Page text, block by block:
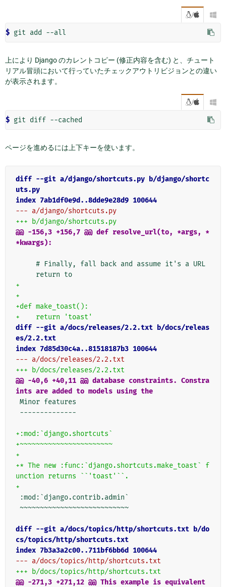
/ 
$
上により Django のカレントコピー (修正内容を含む) と、チュート
リアル冒頭において行っていたチェックアウトリビジョンとの違い
が表示されます。
/ 
$
ページを進めるには上下キーを使います。
diff --git a/django/shortcuts.py b/django/shortc
uts.py
index 7ab1df0e9d..8dde9e28d9 100644
--- a/django/shortcuts.py
+++ b/django/shortcuts.py
@@ -156,3 +156,7 @@ def resolve_url(to, *args, *
*kwargs):
+
+
+def make_toast():
+    return 'toast'
diff --git a/docs/releases/2.2.txt b/docs/releas
es/2.2.txt
index 7d85d30c4a..81518187b3 100644
--- a/docs/releases/2.2.txt
+++ b/docs/releases/2.2.txt
@@ -40,6 +40,11 @@ database constraints. Constra
ints are added to models using the
+:mod:`django.shortcuts`
+~~~~~~~~~~~~~~~~~~~~~~~
+
+* The new :func:`django.shortcuts.make_toast` f
unction returns ``'toast'``.
+
diff --git a/docs/topics/http/shortcuts.txt b/do
cs/topics/http/shortcuts.txt
index 7b3a3a2c00..711bf6bb6d 100644
--- a/docs/topics/http/shortcuts.txt
+++ b/docs/topics/http/shortcuts.txt
@@ -271,3 +271,12 @@ This example is equivalent